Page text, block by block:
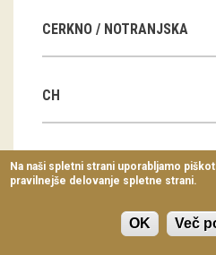
dogodki
Predavanja
Delavnice
Vodeni ogledi
CERKNO / NOTRANJSKA
CH
CN
Na naši spletni strani uporabljamo
pravilnejše delovanje spletne strani.
OK Več